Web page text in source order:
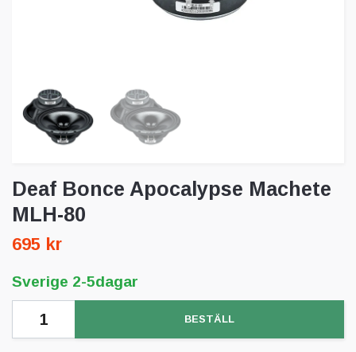
Deaf Bonce Apocalypse Machete
MLH-80
695 kr
Sverige 2-5dagar
BESTÄLL